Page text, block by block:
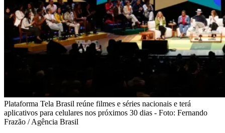
Plataforma Tela Brasil reúne filmes e séries nacionais e terá
aplicativos para celulares nos próximos 30 dias - Foto: Fernando
Frazão / Agência Brasil